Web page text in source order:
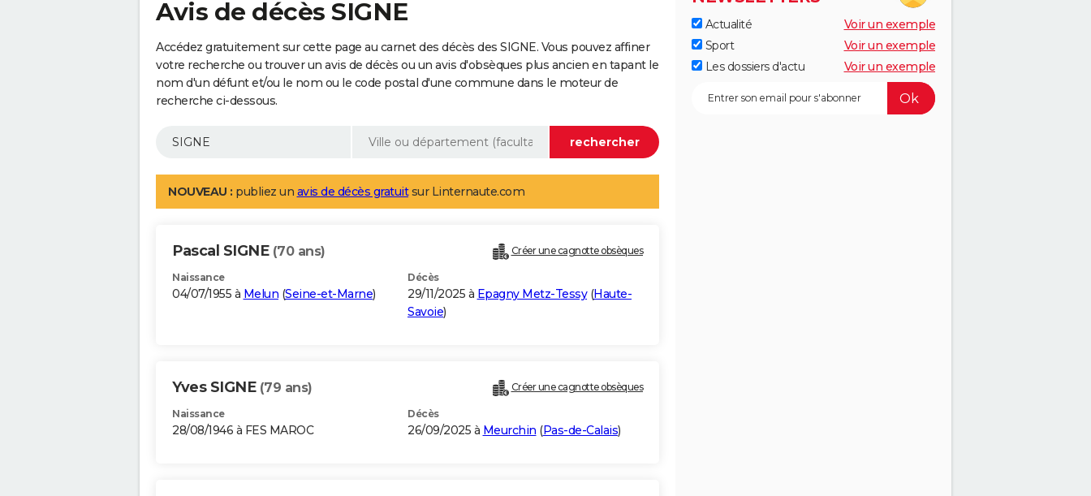
Avis de décès SIGNE
Accédez gratuitement sur cette page au carnet des décès des SIGNE. Vous pouvez affiner
votre recherche ou trouver un avis de décès ou un avis d'obsèques plus ancien en tapant le
nom d'un défunt et/ou le nom ou le code postal d'une commune dans le moteur de
recherche ci-dessous.
NOUVEAU : publiez un avis de décès gratuitsur Linternaute.com
Pascal SIGNE (70 ans) Créer une cagnotte obsèques
Naissance
04/07/1955 à Melun (Seine-et-Marne)
Décès
29/11/2025 à Epagny Metz-Tessy(Haute-
Savoie)
Yves SIGNE (79 ans) Créer une cagnotte obsèques
Naissance
28/08/1946 à FES MAROC
Décès
26/09/2025 à Meurchin (Pas-de-Calais)
Actualité
Voir un exemple
Sport
Voir un exemple
Les dossiers d'actu
Voir un exemple